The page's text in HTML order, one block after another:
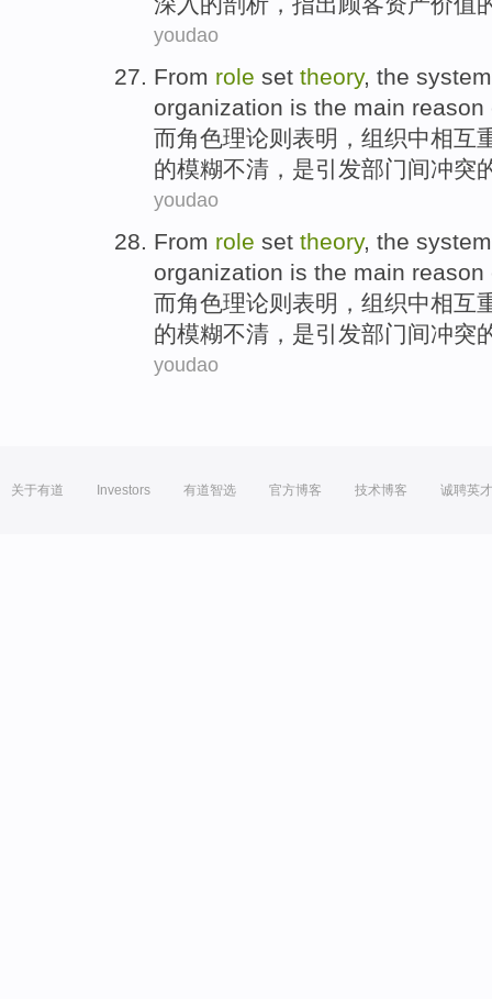
youdao
From role set theory, the system
organization is the main reason
而角色理论则表明， 组织中相互
的模糊不清 ， 是引发部门间冲突
youdao
From role set theory, the system
organization is the main reason
而角色理论则表明， 组织中相互
的模糊不清 ， 是引发部门间冲突
youdao
关于有道 Investors 有道智选 官方博客 技术博客 诚聘英才